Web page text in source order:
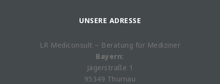
UNSERE ADRESSE
LR Mediconsult – Beratung für Mediziner
Bayern:
Jägerstraße 1
95349 Thurnau